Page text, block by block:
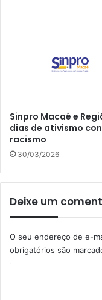
Sinpro Macaé e
dias de ativismo
racismo
30/03/2026
Deixe um
O seu endereço de e-
obrigatórios são